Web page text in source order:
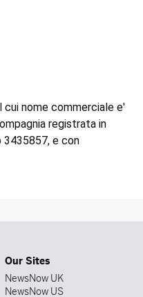
cui nome commerciale e'
registrata in
3435857, e con
Our Sites
NewsNow UK
NewsNow US